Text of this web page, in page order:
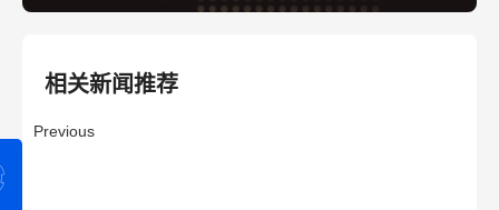
相关新闻推荐
Previous